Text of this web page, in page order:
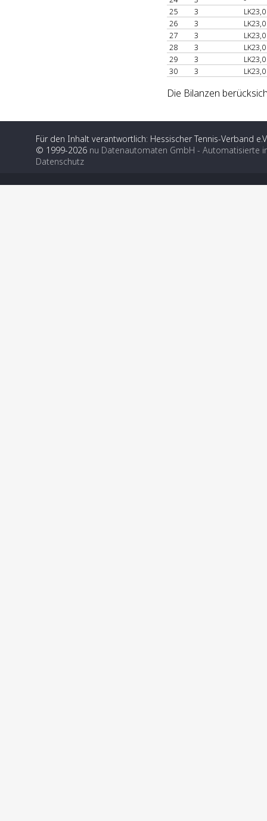
25
3
LK23,0
26
3
LK23,0
27
3
LK23,0
28
3
LK23,0
29
3
LK23,0
30
3 LK23,0
Die Bilanzen
Für den Inhalt verantwortlich: Hessischer Tennis-Verband
© 1999-2026 nu Datenautomaten GmbH - Automatisierte
Datenschutz